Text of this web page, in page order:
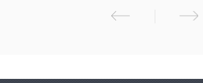
بشكل مستقل.